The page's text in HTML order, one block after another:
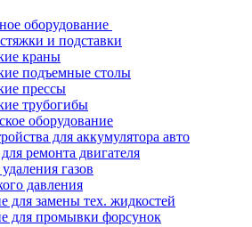
оборудование
и подставки
краны
подъемные столы
прессы
трубогибы
оборудование
для аккумулятора авто
ремонта двигателя
газов
давления
для замены тех. жидкостей
для промывки форсунок